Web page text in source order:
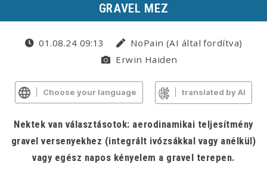
GRAVEL MEZ
01.08.24 09:13
NoPain (AI által fordítva)
Erwin Haiden
Choose your language translated by AI
Nektek van választásotok: aerodinamikai teljesítmény
gravel versenyekhez (integrált ivózsákkal vagy anélkül)
vagy egész napos kényelem a gravel terepen.